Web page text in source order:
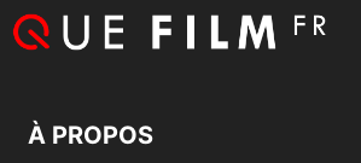
À PROPOS